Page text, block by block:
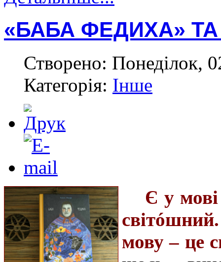
«БАБА ФЕДИХА» ТА
Створено: Понеділок,
Категорія: Інше
Є у мові
мову – це